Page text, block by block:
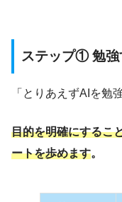
ステップ① 勉強
「とりあえずAIを勉
目的を明確にするこ
ートを歩めます。